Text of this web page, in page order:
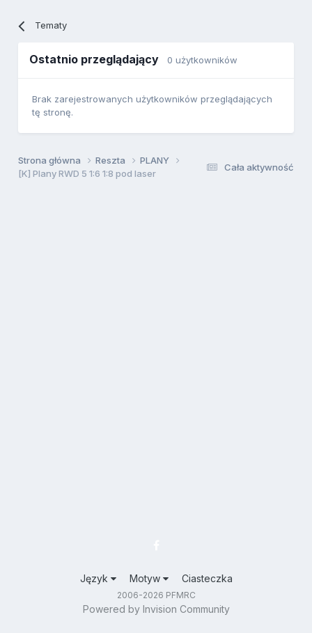
Tematy
Ostatnio przeglądający 0 użytkowników
Brak zarejestrowanych użytkowników przeglądających
tę stronę.
Cała aktywność
Strona główna Reszta
PLANY
[K] Plany RWD 5 1:6 1:8 pod laser
Język Motyw Ciasteczka
2006-2026 PFMRC
Powered by Invision Community